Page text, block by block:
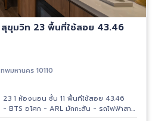
ขุมวิท 23 พื้นที่ใช้สอย 43.46
มหานคร 10110